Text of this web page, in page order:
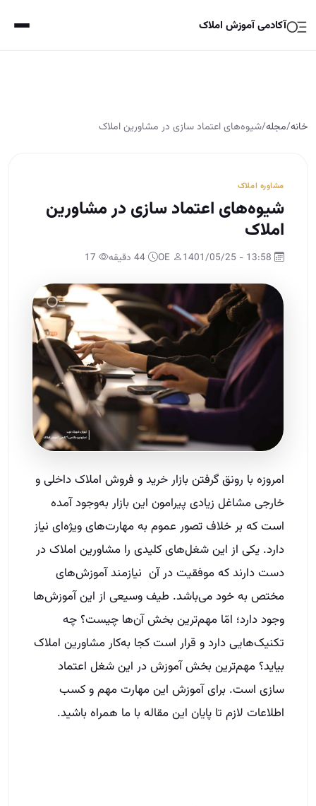
آکادمی آموزش املاک
خانه/مجله/شیوه‌های اعتماد سازی در مشاورین املاک
مشاوره املاک
شیوه‌های اعتماد سازی در مشاورین
املاک
امروزه با رونق گرفتن بازار خرید و فروش املاک داخلی و
خارجی مشاغل زیادی پیرامون این بازار به‌وجود آمده
است که بر خلاف تصور عموم به مهارت‌های ویژه‌ای نیاز
دارد. یکی از این شغل‌های کلیدی را مشاورین املاک در
دست دارند که موفقیت در آن نیازمند آموزش‌های
مختص به خود می‌باشد. طیف وسیعی از این آموزش‌ها
وجود دارد؛ امّا مهم‌ترین بخش آن‌ها چیست؟ چه
تکنیک‌هایی دارد و قرار است کجا به‌کار مشاورین املاک
بیاید؟ مهم‌ترین بخش آموزش در این شغل اعتماد
سازی است. برای آموزش این مهارت مهم و کسب
اطلاعات لازم تا پایان این مقاله با ما همراه باشید.